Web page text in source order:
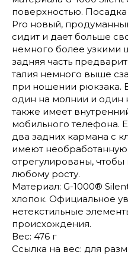
поверхностью.
Pro новый,
сидит и дает больше
немного более узкими
задняя часть
талия немного выше
при ношении рюкзака.
один на молнии и один
также имеет
мобильного телефона.
два задних кармана с
имеют необработанную
отрегулированы, чтобы
любому росту.
Материал: G-1000®
хлопок. Официальное
нетекстильные
происхождения.
Вес: 476 г
Ссылка на вес: для